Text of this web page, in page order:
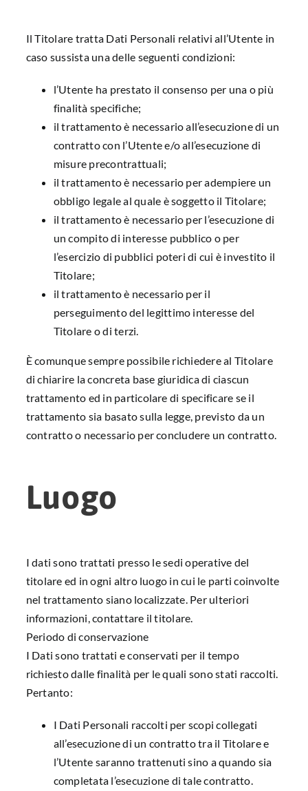
Il Titolare tratta Dati Personali relativi all’Utente in
caso sussista una delle seguenti condizioni:
l’Utente ha prestato il consenso per una o più
finalità specifiche;
il trattamento è necessario all’esecuzione di un
contratto con l’Utente e/o all’esecuzione di
misure precontrattuali;
il trattamento è necessario per adempiere un
obbligo legale al quale è soggetto il Titolare;
il trattamento è necessario per l’esecuzione di
un compito di interesse pubblico o per
l’esercizio di pubblici poteri di cui è investito il
Titolare;
il trattamento è necessario per il
perseguimento del legittimo interesse del
Titolare o di terzi.
È comunque sempre possibile richiedere al Titolare
di chiarire la concreta base giuridica di ciascun
trattamento ed in particolare di specificare se il
trattamento sia basato sulla legge, previsto da un
contratto o necessario per concludere un contratto.
Luogo
I dati sono trattati presso le sedi operative del
titolare ed in ogni altro luogo in cui le parti coinvolte
nel trattamento siano localizzate. Per ulteriori
informazioni, contattare il titolare.
Periodo di conservazione
I Dati sono trattati e conservati per il tempo
richiesto dalle finalità per le quali sono stati raccolti.
Pertanto:
I Dati Personali raccolti per scopi collegati
all’esecuzione di un contratto tra il Titolare e
l’Utente saranno trattenuti sino a quando sia
completata l’esecuzione di tale contratto.